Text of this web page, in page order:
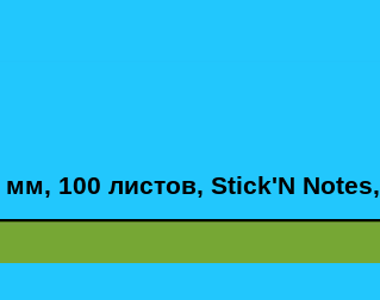
100 листов, Stick'N Notes,